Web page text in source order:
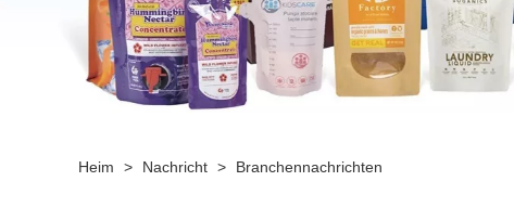
Heim > Nachricht > Branchennachrichten